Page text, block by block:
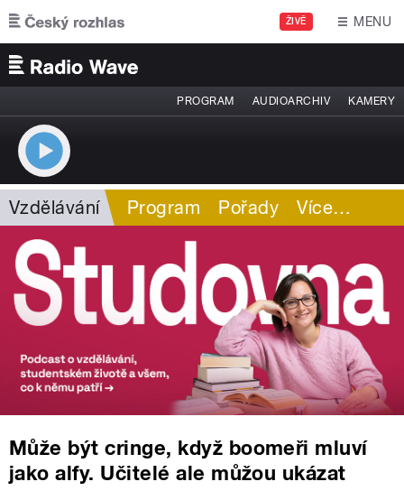
Přejít k hlavnímu obsahu
ŽIVĚ MENU
PROGRAM AUDIOARCHIV KAMERY
Vzdělávání Program Pořady Více…
Může být cringe, když boomeři mluví
jako alfy. Učitelé ale můžou ukázat